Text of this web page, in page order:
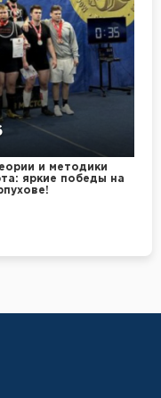
и методики
яркие победы на